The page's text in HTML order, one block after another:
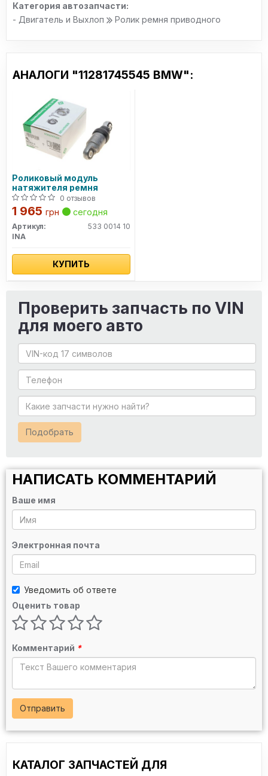
Категория автозапчасти:
- Двигатель и Выхлоп
Ролик ремня приводного
АНАЛОГИ "11281745545 BMW":
Роликовый модуль
натяжителя ремня
0 отзывов
1 965 грн сегодня
Артикул:
533 0014 10
INA
КУПИТЬ
Проверить запчасть по VIN
для моего авто
Подобрать
НАПИСАТЬ КОММЕНТАРИЙ
Ваше имя
Электронная почта
Уведомить об ответе
Оценить товар
Комментарий *
Отправить
КАТАЛОГ ЗАПЧАСТЕЙ ДЛЯ